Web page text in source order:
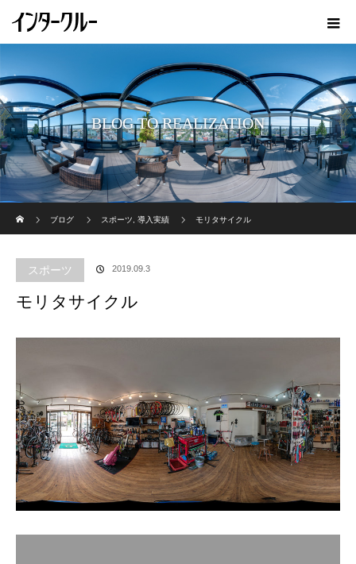
BLOG TO REALIZATION
ブログ
スポーツ 導入実績 モリタサイクル
スポーツ 2019.09.3
モリタサイクル